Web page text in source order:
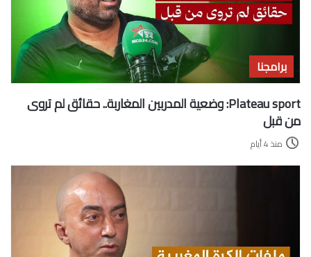
برامجنا
Plateau sport: وضعية المدربين المغاربة.. حقائق لم تروى
من قبل
منذ 4 أيام